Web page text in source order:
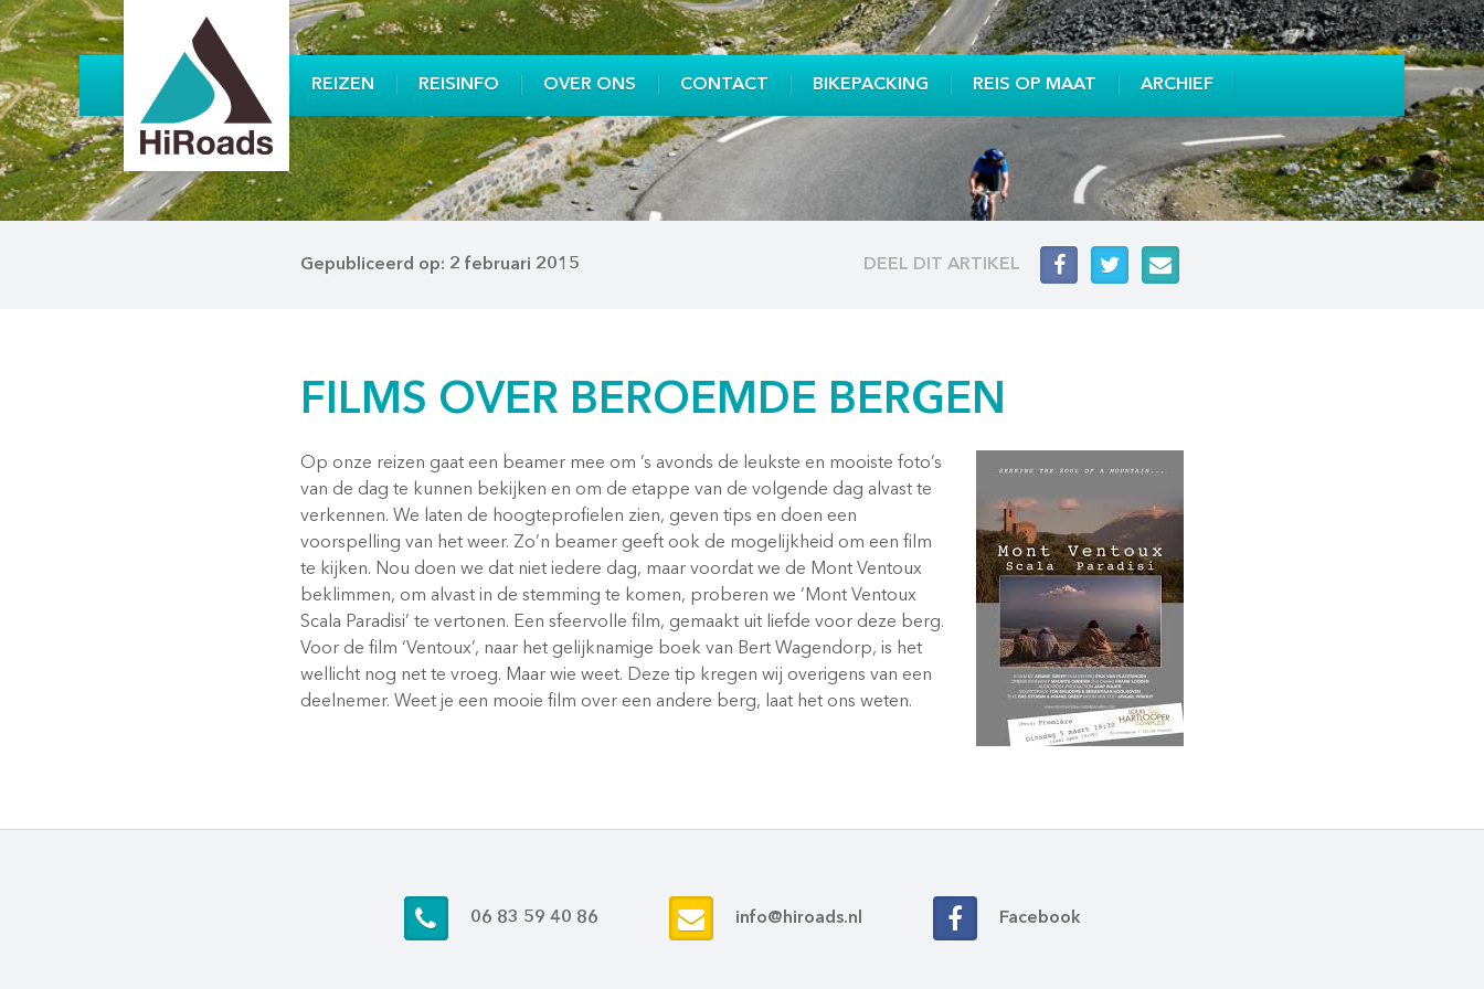
REIZEN REISINFO OVER ONS CONTACT BIKEPACKING REIS OP MAAT ARCHIEF
Gepubliceerd op: 2 februari 2015 DEEL DIT ARTIKEL
FILMS OVER BEROEMDE BERGEN
Op onze reizen gaat een beamer mee om ’s avonds de leukste en mooiste foto’s
van de dag te kunnen bekijken en om de etappe van de volgende dag alvast te
verkennen. We laten de hoogteprofielen zien, geven tips en doen een
voorspelling van het weer. Zo’n beamer geeft ook de mogelijkheid om een film
te kijken. Nou doen we dat niet iedere dag, maar voordat we de Mont Ventoux
beklimmen, om alvast in de stemming te komen, proberen we ‘Mont Ventoux
Scala Paradisi’ te vertonen. Een sfeervolle film, gemaakt uit liefde voor deze berg.
Voor de film ‘Ventoux’, naar het gelijknamige boek van Bert Wagendorp, is het
wellicht nog net te vroeg. Maar wie weet. Deze tip kregen wij overigens van een
deelnemer. Weet je een mooie film over een andere berg, laat het ons weten.
06 83 59 40 86 info@hiroads.nl Facebook